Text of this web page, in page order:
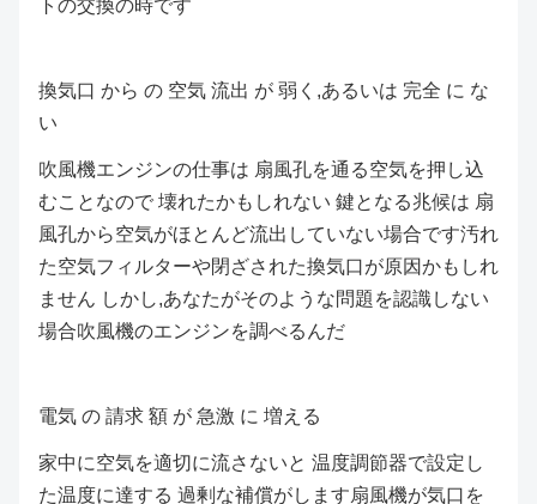
トの交換の時です
換気口 から の 空気 流出 が 弱く,あるいは 完全 に な
い
吹風機エンジンの仕事は 扇風孔を通る空気を押し込
むことなので 壊れたかもしれない 鍵となる兆候は 扇
風孔から空気がほとんど流出していない場合です汚れ
た空気フィルターや閉ざされた換気口が原因かもしれ
ません しかし,あなたがそのような問題を認識しない
場合吹風機のエンジンを調べるんだ
電気 の 請求 額 が 急激 に 増える
家中に空気を適切に流さないと 温度調節器で設定し
た温度に達する 過剰な補償がします扇風機が気口を